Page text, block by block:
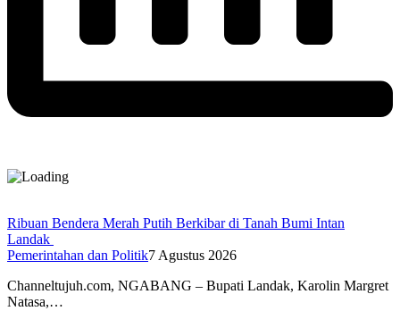
Ribuan Bendera Merah Putih Berkibar di Tanah Bumi Intan
Landak
Pemerintahan dan Politik7 Agustus 2026
Channeltujuh.com, NGABANG – Bupati Landak, Karolin Margret
Natasa,…